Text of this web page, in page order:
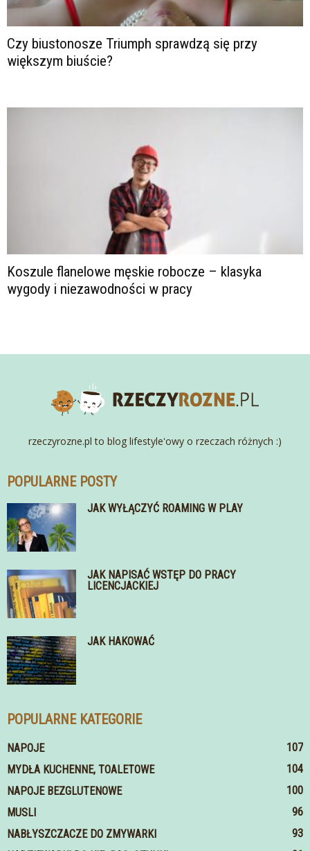
Czy biustonosze Triumph sprawdzą się przy
większym biuście?
Koszule flanelowe męskie robocze – klasyka
wygody i niezawodności w pracy
rzeczyrozne.pl to blog lifestyle'owy o rzeczach różnych :)
POPULARNE POSTY
JAK WYŁĄCZYĆ ROAMING W PLAY
JAK NAPISAĆ WSTĘP DO PRACY
LICENCJACKIEJ
JAK HAKOWAĆ
POPULARNE KATEGORIE
NAPOJE
107
MYDŁA KUCHENNE, TOALETOWE
104
NAPOJE BEZGLUTENOWE
100
MUSLI
96
NABŁYSZCZACZE DO ZMYWARKI
93